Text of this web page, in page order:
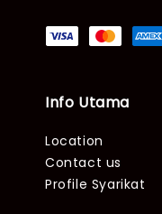
Info Utama
Location
Contact us
Profile Syarikat